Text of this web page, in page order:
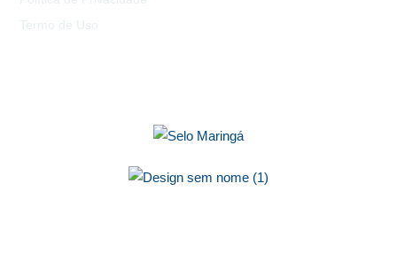
Termo de Uso